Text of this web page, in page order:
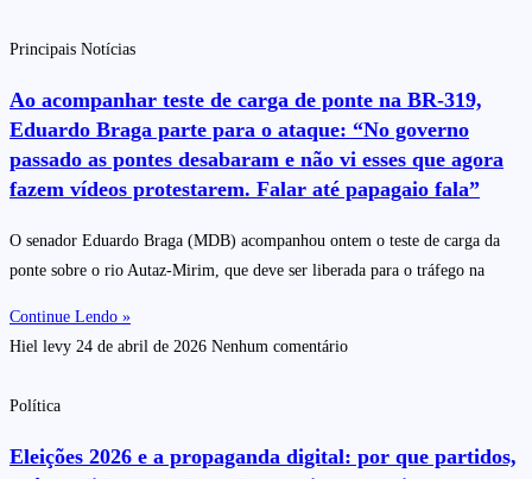
Principais Notícias
Ao acompanhar teste de carga de ponte na BR-319,
Eduardo Braga parte para o ataque: “No governo
passado as pontes desabaram e não vi esses que agora
fazem vídeos protestarem. Falar até papagaio fala”
O senador Eduardo Braga (MDB) acompanhou ontem o teste de carga da
ponte sobre o rio Autaz-Mirim, que deve ser liberada para o tráfego na
Continue Lendo »
Hiel levy 24 de abril de 2026 Nenhum comentário
Política
Eleições 2026 e a propaganda digital: por que partidos,